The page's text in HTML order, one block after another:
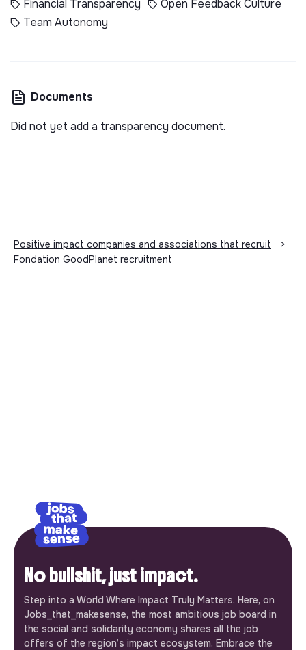
Financial Transparency
Open Feedback Culture
Team Autonomy
Documents
Did not yet add a transparency document.
Positive impact companies and associations that recruit
>
Fondation GoodPlanet recruitment
No bullshit, just impact.
Step into a World Where Impact Truly Matters. Here, on
Jobs_that_makesense, the most ambitious job board in
the social and solidarity economy shares all the job
offers of the region’s impact ecosystem. Embrace the